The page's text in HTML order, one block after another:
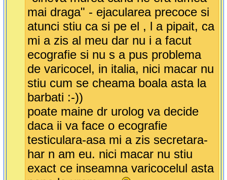
mai draga" - ejacularea precoce si
atunci stiu ca si pe el , l a pipait, ca
mi a zis al meu dar nu i a facut
ecografie si nu s a pus problema
de varicocel, in italia, nici macar nu
stiu cum se cheama boala asta la
barbati :-))
poate maine dr urolog va decide
daca ii va face o ecografie
testiculara-asa mi a zis secretara-
har n am eu. nici macar nu stiu
exact ce inseamna varicocelul asta